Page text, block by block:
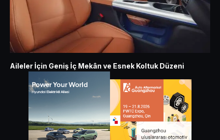
Aileler İçin Geniş İç Mekân ve Esnek Koltuk Düzeni